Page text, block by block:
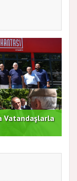
Vatandaşlarla